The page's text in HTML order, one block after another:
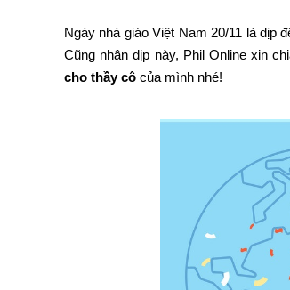
Ngày nhà giáo Việt Nam 20/11 là dịp
Cũng nhân dịp này, Phil Online xin
cho thầy cô của mình nhé!